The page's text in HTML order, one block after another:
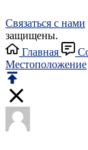
Связаться с нами
защищены.
Главная
Местоположение